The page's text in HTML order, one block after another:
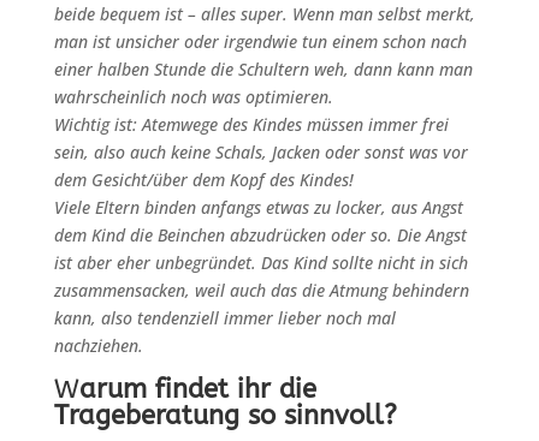
beide bequem ist – alles super. Wenn man selbst merkt,
man ist unsicher oder irgendwie tun einem schon nach
einer halben Stunde die Schultern weh, dann kann man
wahrscheinlich noch was optimieren.
Wichtig ist: Atemwege des Kindes müssen immer frei
sein, also auch keine Schals, Jacken oder sonst was vor
dem Gesicht/über dem Kopf des Kindes!
Viele Eltern binden anfangs etwas zu locker, aus Angst
dem Kind die Beinchen abzudrücken oder so. Die Angst
ist aber eher unbegründet. Das Kind sollte nicht in sich
zusammensacken, weil auch das die Atmung behindern
kann, also tendenziell immer lieber noch mal
nachziehen.
Warum findet ihr die
Trageberatung so sinnvoll?